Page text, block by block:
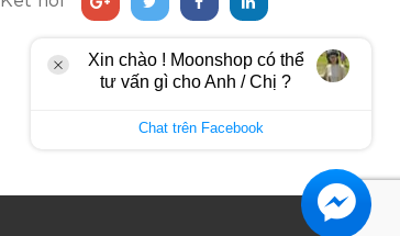
Xin chào ! Moonshop có thể
tư vấn gì cho Anh / Chị ?
Chat trên Facebook